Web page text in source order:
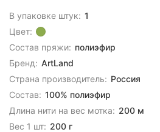
В упаковке штук: 1
Цвет:
Состав пряжи: полиэфир
Бренд: ArtLand
Страна производитель: Россия
Состав: 100% полиэфир
Длина нити на вес мотка: 200 м
Вес 1 шт: 200 г